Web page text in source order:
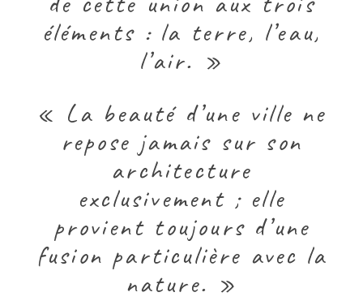
éléments : la terre, l’eau,
l’air. »
« La beauté d’une ville ne
repose jamais sur son
architecture
exclusivement ; elle
provient toujours d’une
fusion particulière avec la
nature. »